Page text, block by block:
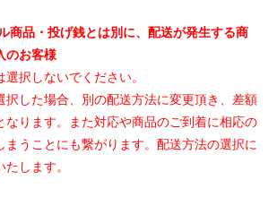
品・投げ銭とは別に、配送が発生する商
のお客様
択しないでください。
択した場合、別の配送方法に変更頂き、差額
なります。また対応や商品のご到着に相応の
まうことにも繋がります。配送方法の選択に
します。